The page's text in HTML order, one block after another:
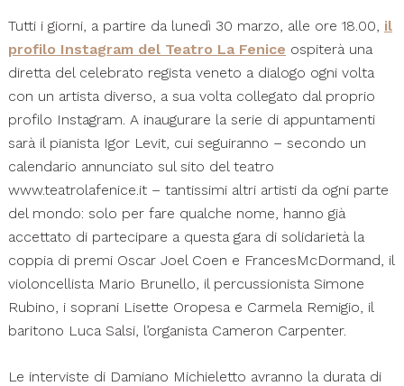
Tutti i giorni, a partire da lunedì 30 marzo, alle ore 18.00, il
profilo Instagram del Teatro La Fenice ospiterà una
diretta del celebrato regista veneto a dialogo ogni volta
con un artista diverso, a sua volta collegato dal proprio
profilo Instagram. A inaugurare la serie di appuntamenti
sarà il pianista Igor Levit, cui seguiranno – secondo un
calendario annunciato sul sito del teatro
www.teatrolafenice.it – tantissimi altri artisti da ogni parte
del mondo: solo per fare qualche nome, hanno già
accettato di partecipare a questa gara di solidarietà la
coppia di premi Oscar Joel Coen e FrancesMcDormand, il
violoncellista Mario Brunello, il percussionista Simone
Rubino, i soprani Lisette Oropesa e Carmela Remigio, il
baritono Luca Salsi, l’organista Cameron Carpenter.
Le interviste di Damiano Michieletto avranno la durata di